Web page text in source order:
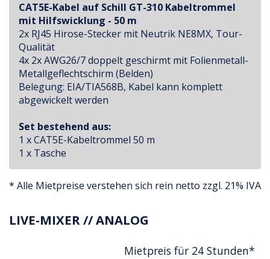
CAT5E-Kabel auf Schill GT-310 Kabeltrommel
mit Hilfswicklung - 50 m
2x RJ45 Hirose-Stecker mit Neutrik NE8MX, Tour-
Qualität
4x 2x AWG26/7 doppelt geschirmt mit Folienmetall-
Metallgeflechtschirm (Belden)
Belegung: EIA/TIA568B, Kabel kann komplett
abgewickelt werden
Set bestehend aus:
1 x CAT5E-Kabeltrommel 50 m
1 x Tasche
* Alle Mietpreise verstehen sich rein netto zzgl. 21% IVA
LIVE-MIXER // ANALOG
Mietpreis für 24 Stunden*